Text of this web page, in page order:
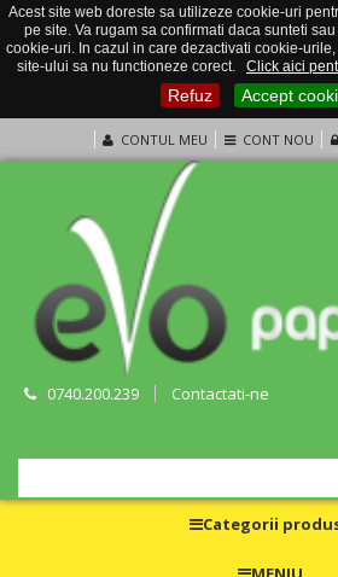
Acest site web doreste sa utilizeze cookie-uri
pe site. Va rugam sa confirmati daca sunteti
cookie-uri. In cazul in care dezactivati cookie-
site-ului sa nu functioneze corect.
Click aici
Refuz Accept
CONTUL MEU CONT NOU
0740.200.239 Contactati-ne
Categorii